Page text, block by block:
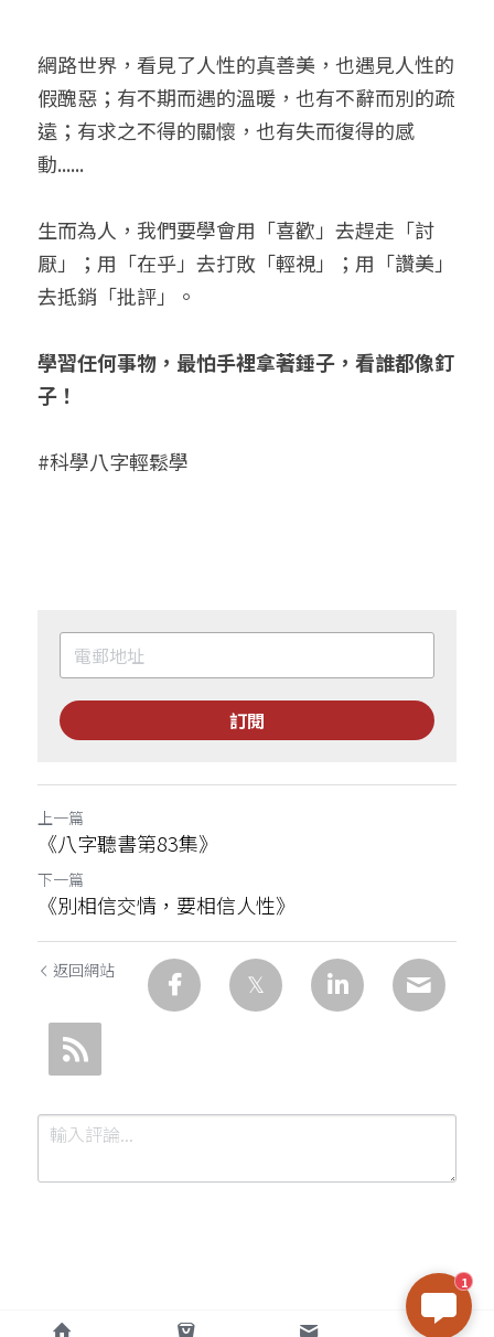
網路世界，看見了人性的真善美，也遇見人性的
假醜惡；有不期而遇的溫暖，也有不辭而別的疏
遠；有求之不得的關懷，也有失而復得的感
動......
生而為人，我們要學會用「喜歡」去趕走「討
厭」；用「在乎」去打敗「輕視」；用「讚美」
去抵銷「批評」。
學習任何事物，最怕手裡拿著錘子，看誰都像釘
子！
#科學八字輕鬆學
訂閱
上一篇
《八字聽書第83集》
下一篇
《別相信交情，要相信人性》
返回網站
1